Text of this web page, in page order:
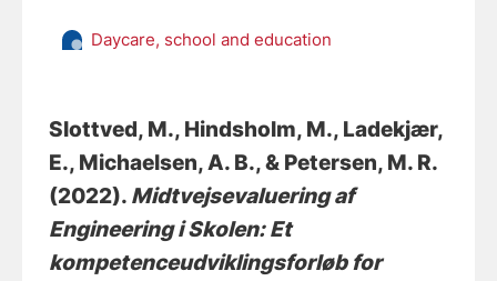
Daycare, school and education
Slottved, M., Hindsholm, M., Ladekjær,
E., Michaelsen, A. B., & Petersen, M. R.
(2022). Midtvejsevaluering af
Engineering i Skolen: Et
kompetenceudviklingsforløb for